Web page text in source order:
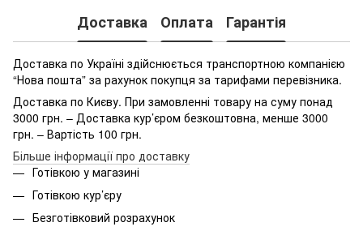
Доставка Оплата Гарантія
Доставка по Україні здійснюється транспортною компанією
“Нова пошта” за рахунок покупця за тарифами перевізника.
Доставка по Києву. При замовленні товару на суму понад
3000 грн. – Доставка кур’єром безкоштовна, менше 3000
грн. – Вартість 100 грн.
Більше інформації про доставку
Готівкою у магазині
Готівкою кур’єру
Безготівковий розрахунок